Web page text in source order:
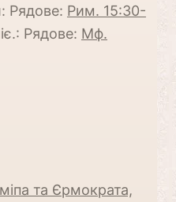
Рядове: Рим. 15:30-
Рядове: Мф.
та Єрмократа,